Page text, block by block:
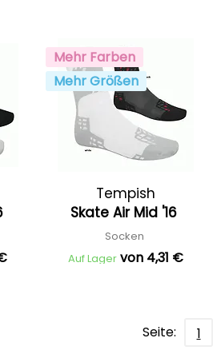
Mehr Farben
Mehr Größen
Tempish
Skate Air Mid '16
Socken
Auf Lager von 4,31 €
Seite: 1